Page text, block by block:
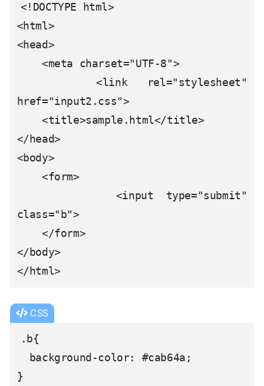
<!DOCTYPE html>
<html>
<head>
    <meta charset="UTF-8">
    <link rel="stylesheet"
href="input2.css">
    <title>sample.html</title>
</head>
<body>
    <form>
class="b">
    </form>
</body>
</html>
CSS
.b{
}